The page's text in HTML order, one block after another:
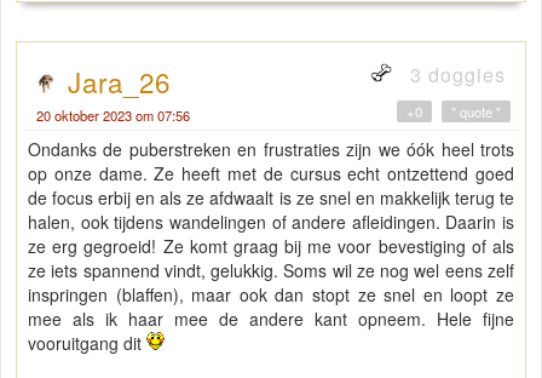
Jara_26 3 doggies
20 oktober 2023 om 07:56 " quote "
+0
Ondanks de puberstreken en frustraties zijn we óók heel trots
op onze dame. Ze heeft met de cursus echt ontzettend goed
de focus erbij en als ze afdwaalt is ze snel en makkelijk terug te
halen, ook tijdens wandelingen of andere afleidingen. Daarin is
ze erg gegroeid! Ze komt graag bij me voor bevestiging of als
ze iets spannend vindt, gelukkig. Soms wil ze nog wel eens zelf
inspringen (blaffen), maar ook dan stopt ze snel en loopt ze
mee als ik haar mee de andere kant opneem. Hele fijne
vooruitgang dit